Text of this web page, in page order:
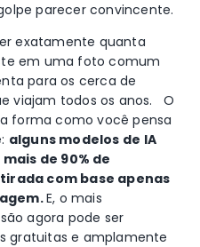
parecer convincente.
exatamente quanta
em uma foto comum
para os cerca de
viajam todos os anos.
O
forma como você pensa
alguns modelos de IA
de 90% de
com base apenas
E, o mais
agora pode ser
gratuitas e amplamente